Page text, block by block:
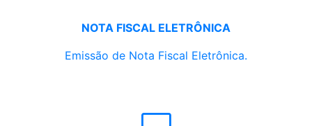
NOTA FISCAL ELETRÔNICA
Emissão de Nota Fiscal Eletrônica.